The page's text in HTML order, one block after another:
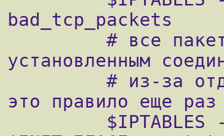
bad_tcp_packets
установленным
это правило еще